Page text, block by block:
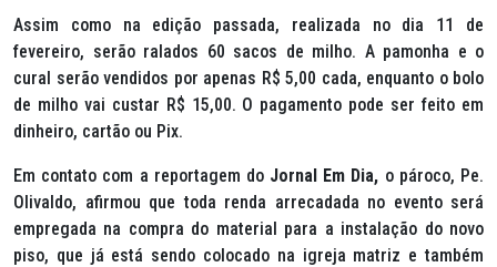
Assim como na edição passada, realizada no dia 11 de
fevereiro, serão ralados 60 sacos de milho. A pamonha e o
cural serão vendidos por apenas R$ 5,00 cada, enquanto o bolo
de milho vai custar R$ 15,00. O pagamento pode ser feito em
dinheiro, cartão ou Pix.
Em contato com a reportagem do Jornal Em Dia, o pároco, Pe.
Olivaldo, afirmou que toda renda arrecadada no evento será
empregada na compra do material para a instalação do novo
piso, que já está sendo colocado na igreja matriz e também